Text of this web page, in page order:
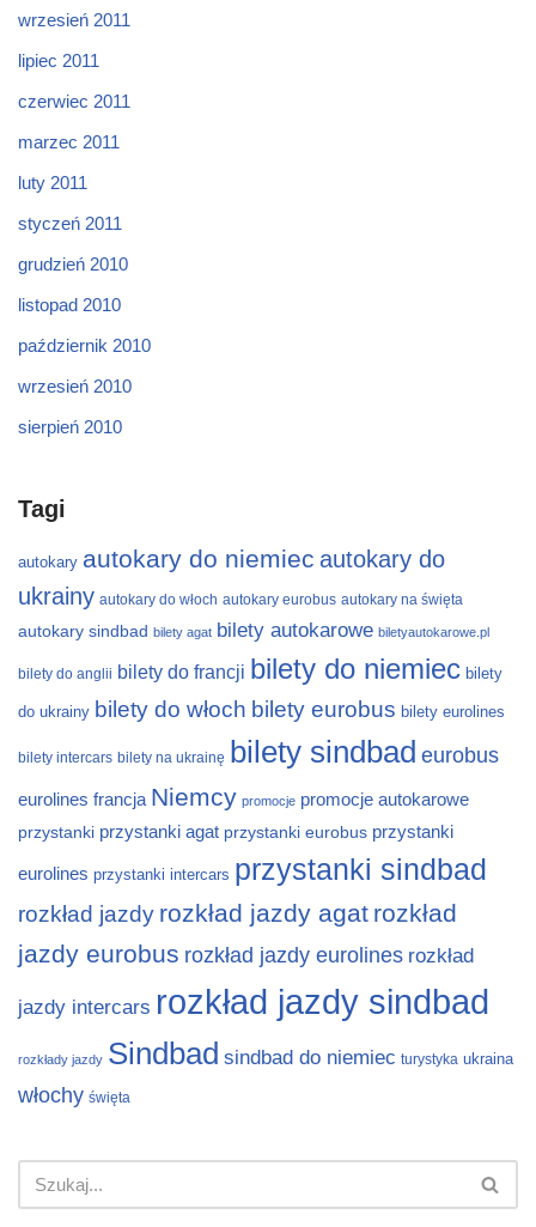
wrzesień 2011
lipiec 2011
czerwiec 2011
marzec 2011
luty 2011
styczeń 2011
grudzień 2010
listopad 2010
październik 2010
wrzesień 2010
sierpień 2010
Tagi
autokary autokary do niemiec autokary do
ukrainy autokary do włoch autokary eurobus autokary na święta
autokary sindbad bilety agat bilety autokarowe biletyautokarowe.pl
bilety do anglii bilety do francji bilety do niemiec bilety
do ukrainy bilety do włoch bilety eurobus bilety eurolines
bilety intercars bilety na ukrainę bilety sindbad eurobus
eurolines francja Niemcy promocje promocje autokarowe
przystanki przystanki agat przystanki eurobus przystanki
eurolines przystanki intercars przystanki sindbad
rozkład jazdy rozkład jazdy agat rozkład
jazdy eurobus rozkład jazdy eurolines rozkład
jazdy intercars rozkład jazdy sindbad
rozkłady jazdy Sindbad sindbad do niemiec turystyka ukraina
włochy święta